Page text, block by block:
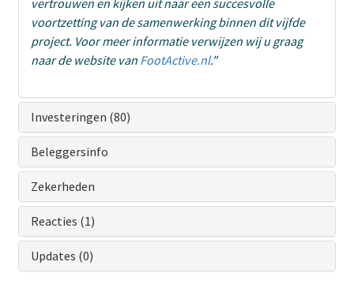
voortzetting van de samenwerking binnen dit vijfde
project. Voor meer informatie verwijzen wij u graag
naar de website van FootActive.nl."
Investeringen (80)
Beleggersinfo
Zekerheden
Reacties (1)
Updates (0)